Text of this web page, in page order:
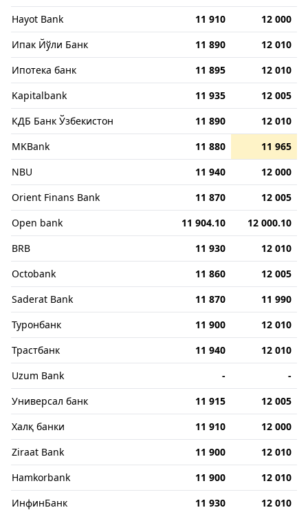
Hayot Bank
11 910
12 000
Ипак Йўли Банк
11 890
12 010
Ипотека банк
11 895
12 010
Kapitalbank
11 935
12 005
КДБ Банк Ўзбекистон
11 890
12 010
MKBank
11 880
11 965
NBU
11 940
12 000
Orient Finans Bank
11 870
12 005
Open bank
11 904.10
12 000.10
BRB
11 930
12 010
Octobank
11 860
12 005
Saderat Bank
11 870
11 990
Туронбанк
11 900
12 010
Трастбанк
11 940
12 010
Uzum Bank
-
-
Универсал банк
11 915
12 005
Халқ банки
11 910
12 000
Ziraat Bank
11 900
12 010
Hamkorbank
11 900
12 010
ИнфинБанк
11 930
12 010